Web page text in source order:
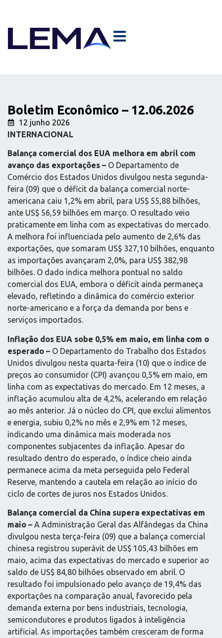
Boletim Econômico – 12.06.2026
12 junho 2026
INTERNACIONAL
Balança comercial dos EUA melhora em abril com
avanço das exportações – O Departamento de
Comércio dos Estados Unidos divulgou nesta segunda-
feira (09) que o déficit da balança comercial norte-
americana caiu 1,2% em abril, para US$ 55,88 bilhões,
ante US$ 56,59 bilhões em março. O resultado veio
praticamente em linha com as expectativas do mercado.
A melhora foi influenciada pelo aumento de 2,6% das
exportações, que somaram US$ 327,10 bilhões, enquanto
as importações avançaram 2,0%, para US$ 382,98
bilhões. O dado indica melhora pontual no saldo
comercial dos EUA, embora o déficit ainda permaneça
elevado, refletindo a dinâmica do comércio exterior
norte-americano e a força da demanda por bens e
serviços importados.
Inflação dos EUA sobe 0,5% em maio, em linha com o
esperado – O Departamento do Trabalho dos Estados
Unidos divulgou nesta quarta-feira (10) que o índice de
preços ao consumidor (CPI) avançou 0,5% em maio, em
linha com as expectativas do mercado. Em 12 meses, a
inflação acumulou alta de 4,2%, acelerando em relação
ao mês anterior. Já o núcleo do CPI, que exclui alimentos
e energia, subiu 0,2% no mês e 2,9% em 12 meses,
indicando uma dinâmica mais moderada nos
componentes subjacentes da inflação. Apesar do
resultado dentro do esperado, o índice cheio ainda
permanece acima da meta perseguida pelo Federal
Reserve, mantendo a cautela em relação ao início do
ciclo de cortes de juros nos Estados Unidos.
Balança comercial da China supera expectativas em
maio – A Administração Geral das Alfândegas da China
divulgou nesta terça-feira (09) que a balança comercial
chinesa registrou superávit de US$ 105,43 bilhões em
maio, acima das expectativas do mercado e superior ao
saldo de US$ 84,80 bilhões observado em abril. O
resultado foi impulsionado pelo avanço de 19,4% das
exportações na comparação anual, favorecido pela
demanda externa por bens industriais, tecnologia,
semicondutores e produtos ligados à inteligência
artificial. As importações também cresceram de forma